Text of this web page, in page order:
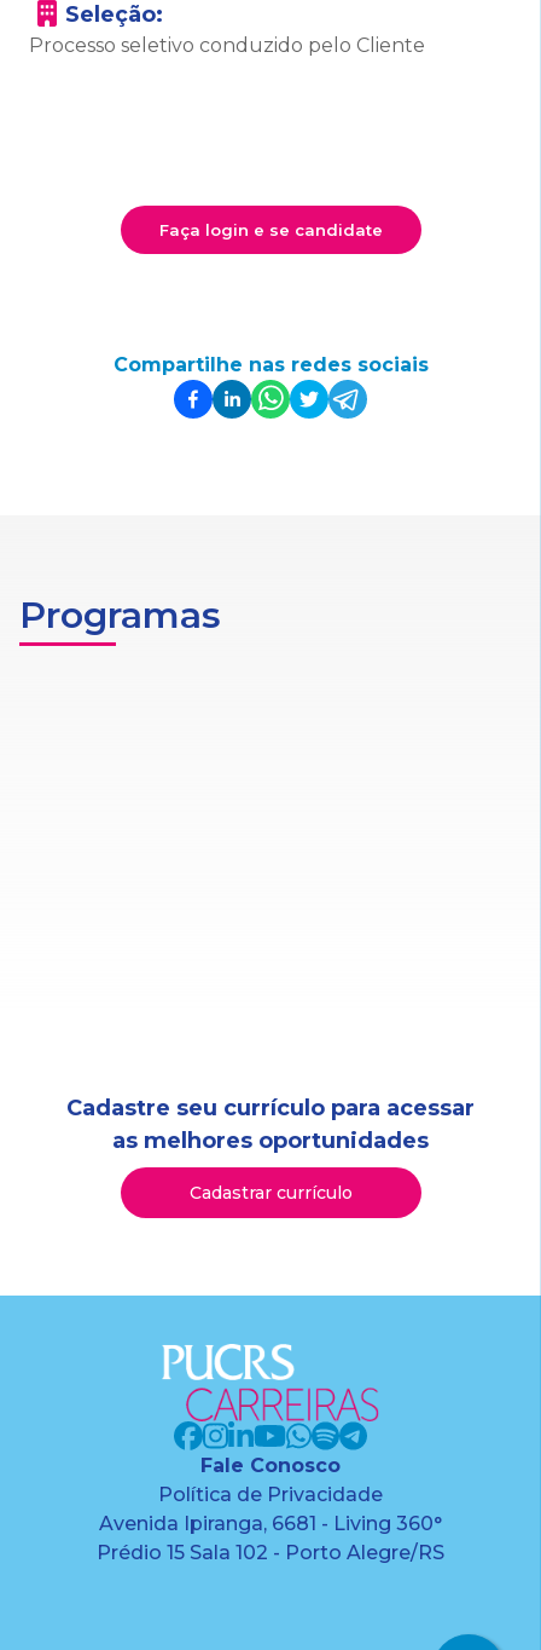
Seleção:
Processo seletivo conduzido pelo Cliente
Faça login e se candidate
Compartilhe nas redes sociais
Programas
Cadastre seu currículo para acessar
as melhores oportunidades
Cadastrar currículo
Fale Conosco
Política de Privacidade
Avenida Ipiranga, 6681 - Living 360°
Prédio 15 Sala 102 - Porto Alegre/RS